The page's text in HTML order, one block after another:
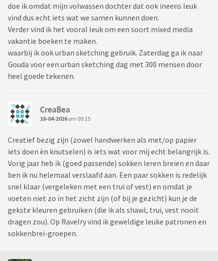
doe ik omdat mijn volwassen dochter dat ook ineens leuk
vind dus echt iets wat we samen kunnen doen.
Verder vind ik het vooral leuk om een soort mixed media
vakantie boeken te maken.
waarbij ik ook urban sketching gebruik. Zaterdag ga ik naar
Gouda voor een urban sketching dag met 300 mensen door
heel goede tekenen.
CreaBea
16-04-2026om 09:15
Creatief bezig zijn (zowel handwerken als met/op papier
iets doen èn knutselen) is iets wat voor mij echt belangrijk is.
Vorig jaar heb ik (goed passende) sokken leren breien en daar
ben ik nu helemaal verslaafd aan. Een paar sokken is redelijk
snel klaar (vergeleken met een trui of vest) en omdat je
voeten niet zo in het zicht zijn (of bij je gezicht) kun je de
gekste kleuren gebruiken (die ik als shawl, trui, vest nooit
dragen zou). Op Ravelry vind ik geweldige leuke patronen en
sokkenbrei-groepen.